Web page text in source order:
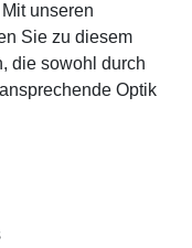
unseren
Sie zu diesem
die sowohl durch
Optik